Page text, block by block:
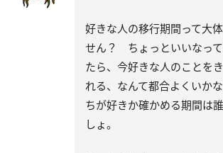
好きな人の移行期間って大
せん？ ちょっといいなっ
たら、今好きな人のことを
れる、なんて都合よくいか
ちが好きか確かめる期間は
しょ。